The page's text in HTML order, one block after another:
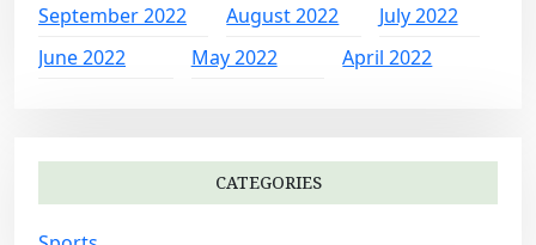
September 2022
August 2022
July 2022
June 2022
May 2022 April 2022
CATEGORIES